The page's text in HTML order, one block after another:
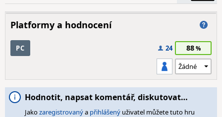
Platformy a hodnocení
PC 24 88
Hodnotit, napsat komentář, diskutovat…
Jakozaregistrovanýa přihlášený uživatel můžete tuto hru